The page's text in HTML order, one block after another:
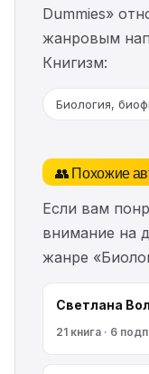
Dummies»
жанровым
Книгизм:
Биология,
👥 Похожие
Если вам
внимание на
жанре
Светлана
21 книга · 6